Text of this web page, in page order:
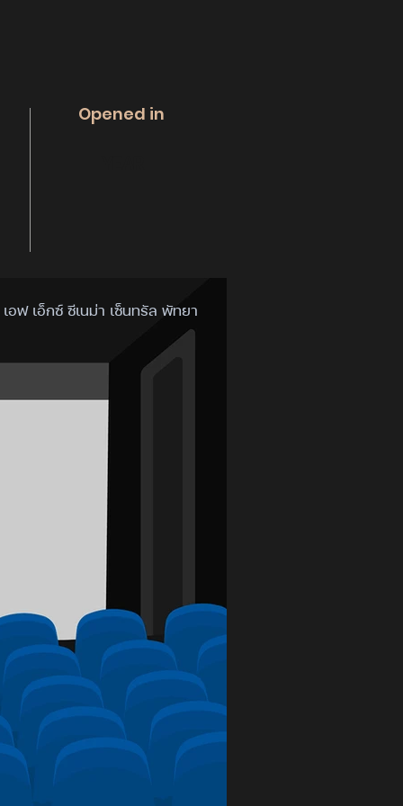
Opened in
เอฟ เอ็กซ์ ซีเนม่า เซ็นทรัล พัทยา